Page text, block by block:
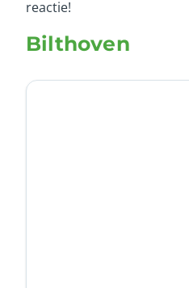
reactie!
Bilthoven